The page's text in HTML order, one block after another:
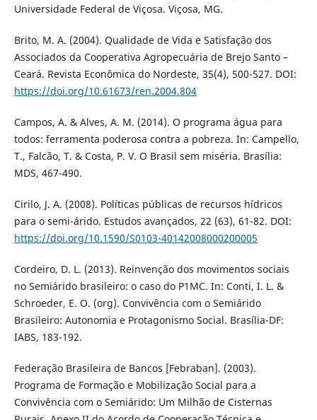
Universidade Federal de Viçosa. Viçosa, MG.
Brito, M. A. (2004). Qualidade de Vida e Satisfação dos
Associados da Cooperativa Agropecuária de Brejo Santo –
Ceará. Revista Econômica do Nordeste, 35(4), 500-527. DOI:
https://doi.org/10.61673/ren.2004.804
Campos, A. & Alves, A. M. (2014). O programa água para
todos: ferramenta poderosa contra a pobreza. In: Campello,
T., Falcão, T. & Costa, P. V. O Brasil sem miséria. Brasília:
MDS, 467-490.
Cirilo, J. A. (2008). Políticas públicas de recursos hídricos
para o semi-árido. Estudos avançados, 22 (63), 61-82. DOI:
https://doi.org/10.1590/S0103-40142008000200005
Cordeiro, D. L. (2013). Reinvenção dos movimentos sociais
no Semiárido brasileiro: o caso do P1MC. In: Conti, I. L. &
Schroeder, E. O. (org). Convivência com o Semiárido
Brasileiro: Autonomia e Protagonismo Social. Brasília-DF:
IABS, 183-192.
Federação Brasileira de Bancos [Febraban]. (2003).
Programa de Formação e Mobilização Social para a
Convivência com o Semiárido: Um Milhão de Cisternas